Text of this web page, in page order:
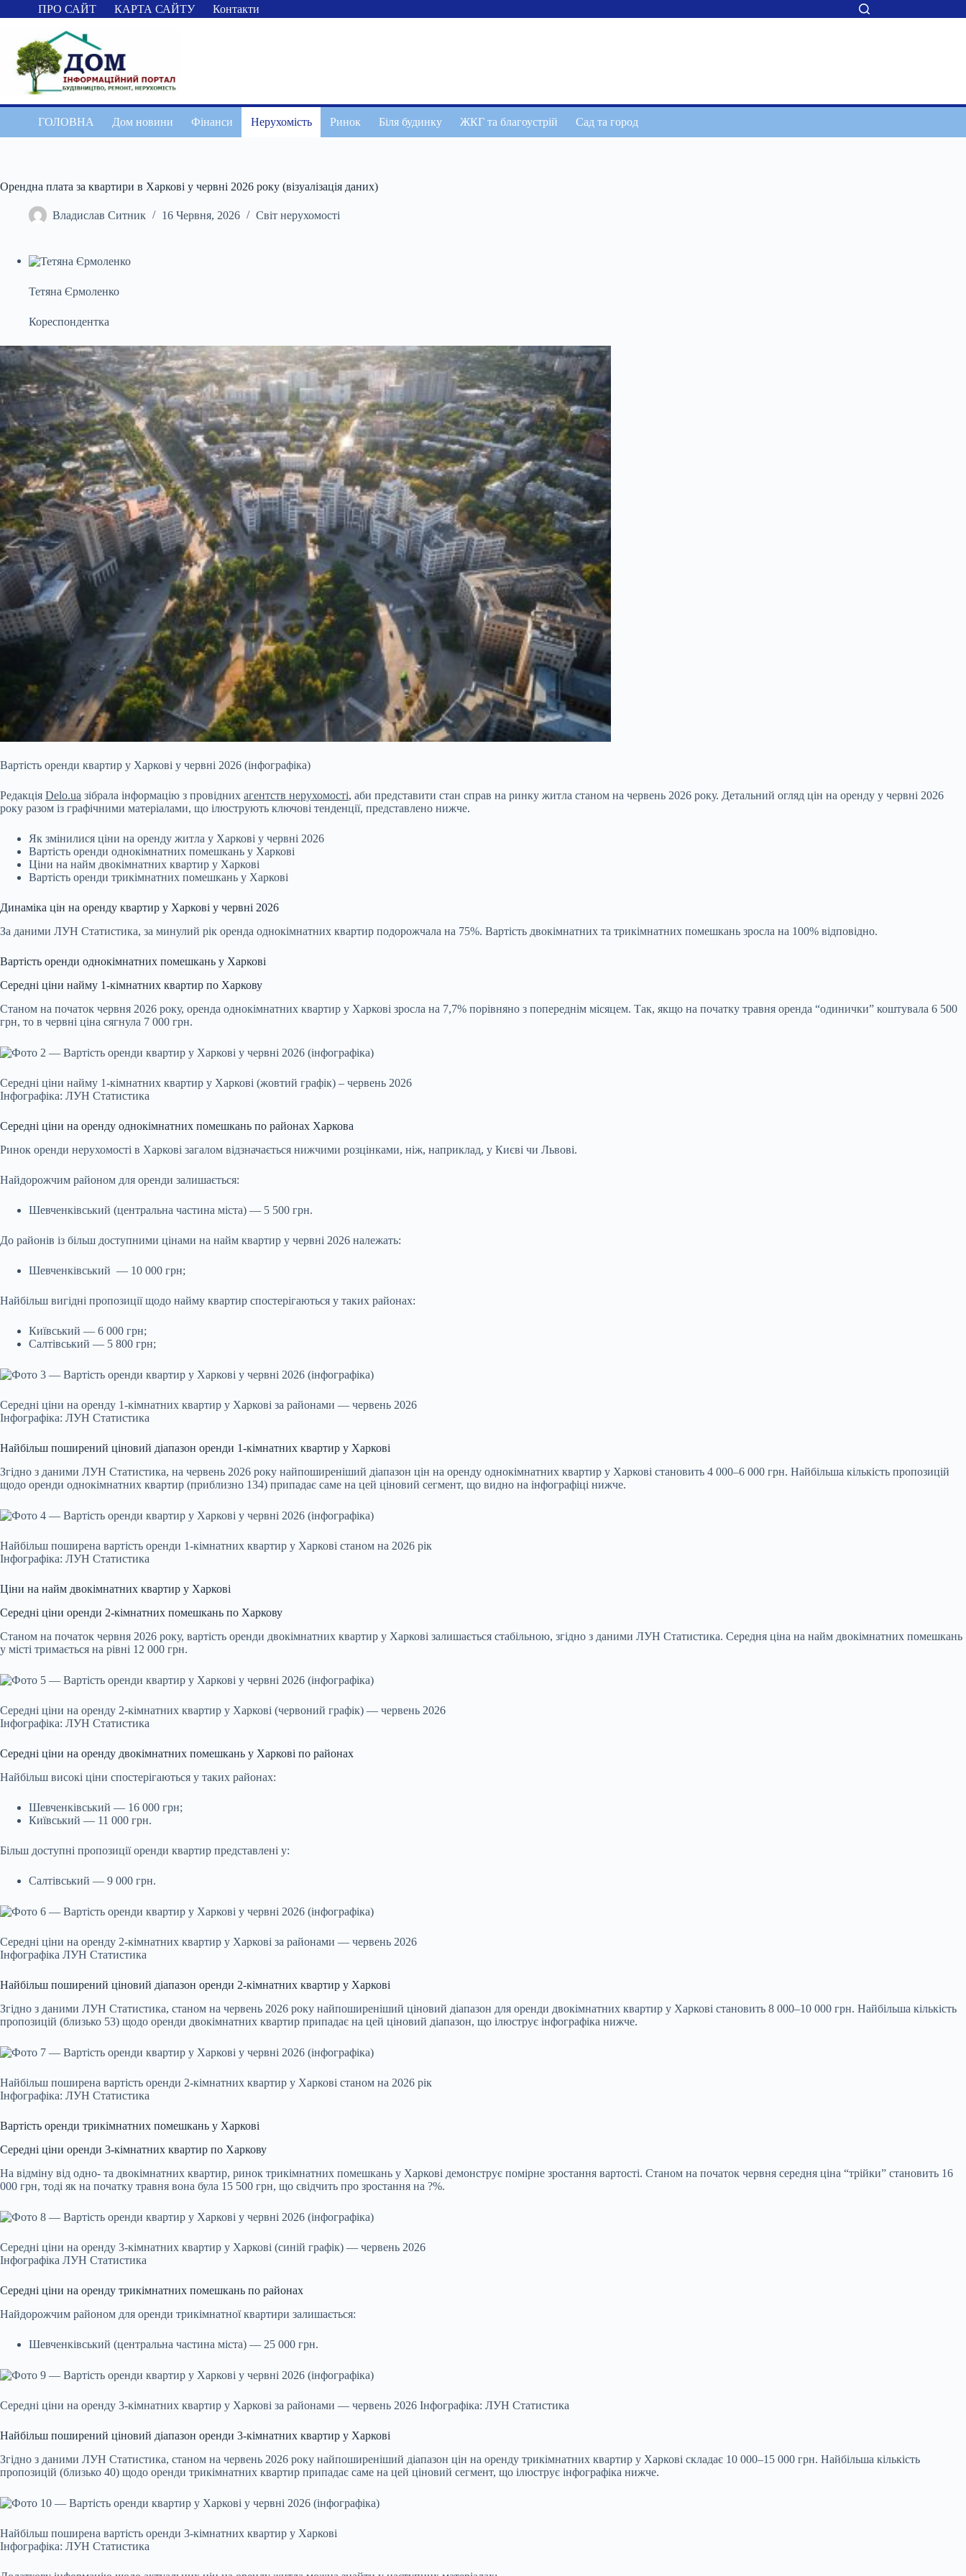
Перейти
до
ПРО САЙТ КАРТА САЙТУ Контакти
ГОЛОВНА Дом новини Фінанси Нерухомість Ринок Біля будинку ЖКГ та благоустрій Сад та город
Орендна плата за квартири в Харкові у червні 2026 року (візуалізація даних)
Владислав Ситник 16 Червня, 2026 Світ нерухомості
Тетяна Єрмоленко
Кореспондентка
Вартість оренди квартир у Харкові у червні 2026 (інфографіка)
Редакція Delo.ua зібрала інформацію з провідних агентств нерухомості, аби представити стан справ на ринку житла станом на червень 2026 року. Детальний огляд цін на оренду у червні 2026
року разом із графічними матеріалами, що ілюструють ключові тенденції, представлено нижче.
Як змінилися ціни на оренду житла у Харкові у червні 2026
Вартість оренди однокімнатних помешкань у Харкові
Ціни на найм двокімнатних квартир у Харкові
Вартість оренди трикімнатних помешкань у Харкові
Динаміка цін на оренду квартир у Харкові у червні 2026
За даними ЛУН Статистика, за минулий рік оренда однокімнатних квартир подорожчала на 75%. Вартість двокімнатних та трикімнатних помешкань зросла на 100% відповідно.
Вартість оренди однокімнатних помешкань у Харкові
Середні ціни найму 1-кімнатних квартир по Харкову
Станом на початок червня 2026 року, оренда однокімнатних квартир у Харкові зросла на 7,7% порівняно з попереднім місяцем. Так, якщо на початку травня оренда “одинички” коштувала 6 500
грн, то в червні ціна сягнула 7 000 грн.
Середні ціни найму 1-кімнатних квартир у Харкові (жовтий графік) – червень 2026
Інфографіка: ЛУН Статистика
Середні ціни на оренду однокімнатних помешкань по районах Харкова
Ринок оренди нерухомості в Харкові загалом відзначається нижчими розцінками, ніж, наприклад, у Києві чи Львові.
Найдорожчим районом для оренди залишається:
Шевченківський (центральна частина міста) — 5 500 грн.
До районів із більш доступними цінами на найм квартир у червні 2026 належать:
Шевченківський — 10 000 грн;
Найбільш вигідні пропозиції щодо найму квартир спостерігаються у таких районах:
Київський — 6 000 грн;
Салтівський — 5 800 грн;
Середні ціни на оренду 1-кімнатних квартир у Харкові за районами — червень 2026
Інфографіка: ЛУН Статистика
Найбільш поширений ціновий діапазон оренди 1-кімнатних квартир у Харкові
Згідно з даними ЛУН Статистика, на червень 2026 року найпоширеніший діапазон цін на оренду однокімнатних квартир у Харкові становить 4 000–6 000 грн. Найбільша кількість пропозицій
щодо оренди однокімнатних квартир (приблизно 134) припадає саме на цей ціновий сегмент, що видно на інфографіці нижче.
Найбільш поширена вартість оренди 1-кімнатних квартир у Харкові станом на 2026 рік
Інфографіка: ЛУН Статистика
Ціни на найм двокімнатних квартир у Харкові
Середні ціни оренди 2-кімнатних помешкань по Харкову
Станом на початок червня 2026 року, вартість оренди двокімнатних квартир у Харкові залишається стабільною, згідно з даними ЛУН Статистика. Середня ціна на найм двокімнатних помешкань
у місті тримається на рівні 12 000 грн.
Середні ціни на оренду 2-кімнатних квартир у Харкові (червоний графік) — червень 2026
Інфографіка: ЛУН Статистика
Середні ціни на оренду двокімнатних помешкань у Харкові по районах
Найбільш високі ціни спостерігаються у таких районах:
Шевченківський — 16 000 грн;
Київський — 11 000 грн.
Більш доступні пропозиції оренди квартир представлені у:
Салтівський — 9 000 грн.
Середні ціни на оренду 2-кімнатних квартир у Харкові за районами — червень 2026
Інфографіка ЛУН Статистика
Найбільш поширений ціновий діапазон оренди 2-кімнатних квартир у Харкові
Згідно з даними ЛУН Статистика, станом на червень 2026 року найпоширеніший ціновий діапазон для оренди двокімнатних квартир у Харкові становить 8 000–10 000 грн. Найбільша кількість
пропозицій (близько 53) щодо оренди двокімнатних квартир припадає на цей ціновий діапазон, що ілюструє інфографіка нижче.
Найбільш поширена вартість оренди 2-кімнатних квартир у Харкові станом на 2026 рік
Інфографіка: ЛУН Статистика
Вартість оренди трикімнатних помешкань у Харкові
Середні ціни оренди 3-кімнатних квартир по Харкову
На відміну від одно- та двокімнатних квартир, ринок трикімнатних помешкань у Харкові демонструє помірне зростання вартості. Станом на початок червня середня ціна “трійки” становить 16
000 грн, тоді як на початку травня вона була 15 500 грн, що свідчить про зростання на ?%.
Середні ціни на оренду 3-кімнатних квартир у Харкові (синій графік) — червень 2026
Інфографіка ЛУН Статистика
Середні ціни на оренду трикімнатних помешкань по районах
Найдорожчим районом для оренди трикімнатної квартири залишається:
Шевченківський (центральна частина міста) — 25 000 грн.
Середні ціни на оренду 3-кімнатних квартир у Харкові за районами — червень 2026 Інфографіка: ЛУН Статистика
Найбільш поширений ціновий діапазон оренди 3-кімнатних квартир у Харкові
Згідно з даними ЛУН Статистика, станом на червень 2026 року найпоширеніший діапазон цін на оренду трикімнатних квартир у Харкові складає 10 000–15 000 грн. Найбільша кількість
пропозицій (близько 40) щодо оренди трикімнатних квартир припадає саме на цей ціновий сегмент, що ілюструє інфографіка нижче.
Найбільш поширена вартість оренди 3-кімнатних квартир у Харкові
Інфографіка: ЛУН Статистика